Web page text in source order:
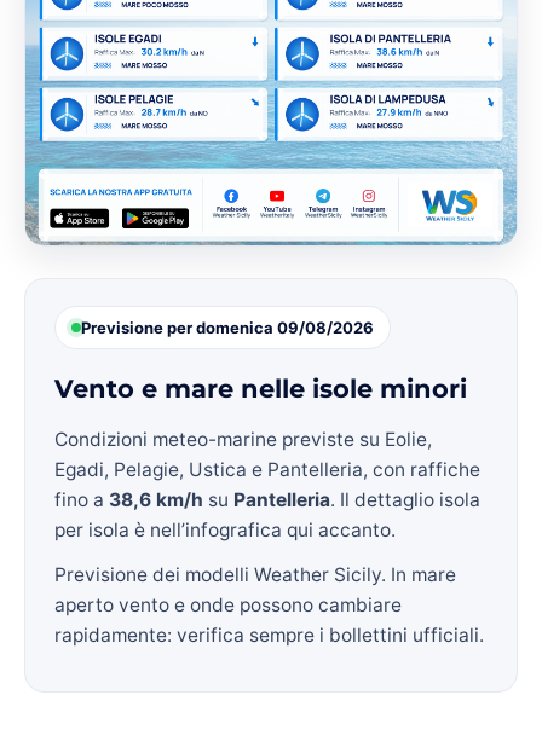
Previsione per domenica 09/08/2026
Vento e mare nelle isole minori
Condizioni meteo-marine previste su Eolie,
Egadi, Pelagie, Ustica e Pantelleria, con raffiche
fino a 38,6 km/h su Pantelleria. Il dettaglio isola
per isola è nell’infografica qui accanto.
Previsione dei modelli Weather Sicily. In mare
aperto vento e onde possono cambiare
rapidamente: verifica sempre i bollettini ufficiali.